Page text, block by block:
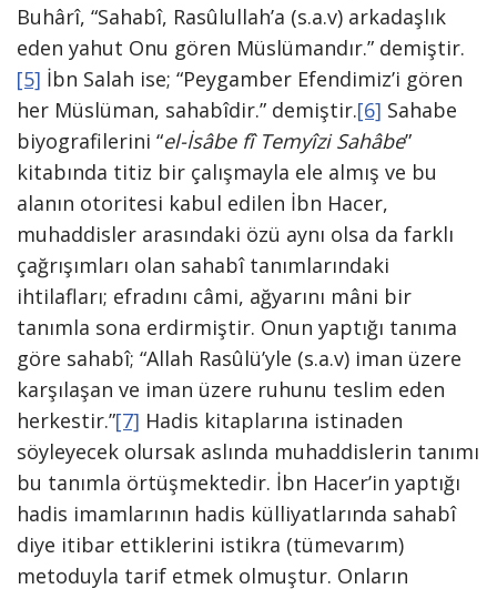
Buhârî, “Sahabî, Rasûlullah’a (s.a.v) arkadaşlık
eden yahut Onu gören Müslümandır.” demiştir.
[5] İbn Salah ise; “Peygamber Efendimiz’i gören
her Müslüman, sahabîdir.” demiştir.[6] Sahabe
biyografilerini “el-İsâbe fî Temyîzi Sahâbe”
kitabında titiz bir çalışmayla ele almış ve bu
alanın otoritesi kabul edilen İbn Hacer,
muhaddisler arasındaki özü aynı olsa da farklı
çağrışımları olan sahabî tanımlarındaki
ihtilafları; efradını câmi, ağyarını mâni bir
tanımla sona erdirmiştir. Onun yaptığı tanıma
göre sahabî; “Allah Rasûlü’yle (s.a.v) iman üzere
karşılaşan ve iman üzere ruhunu teslim eden
herkestir.”[7] Hadis kitaplarına istinaden
söyleyecek olursak aslında muhaddislerin tanımı
bu tanımla örtüşmektedir. İbn Hacer’in yaptığı
hadis imamlarının hadis külliyatlarında sahabî
diye itibar ettiklerini istikra (tümevarım)
metoduyla tarif etmek olmuştur. Onların